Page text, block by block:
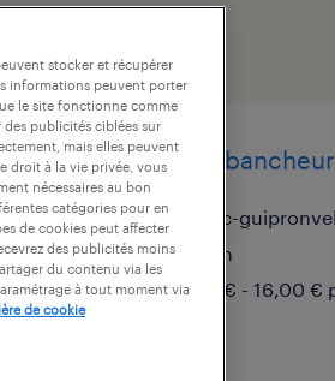
coffreur
milizac-
intérim
15,00 € - 16,00 €
stocker et récupérer
informations peuvent porter
le site fonctionne comme
publicités ciblées sur
mais elles peuvent
droit à la vie privée, vous
nécessaires au bon
catégories pour en
de cookies peut affecter
des publicités moins
du contenu via les
à tout moment via
de cookie